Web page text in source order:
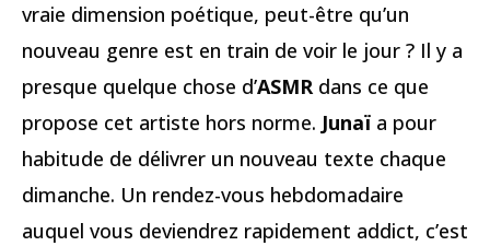
vraie dimension poétique, peut-être qu’un
nouveau genre est en train de voir le jour ? Il y a
presque quelque chose d’ASMRdans ce que
propose cet artiste hors norme. Junaï a pour
habitude de délivrer un nouveau texte chaque
dimanche. Un rendez-vous hebdomadaire
auquel vous deviendrez rapidement addict, c’est